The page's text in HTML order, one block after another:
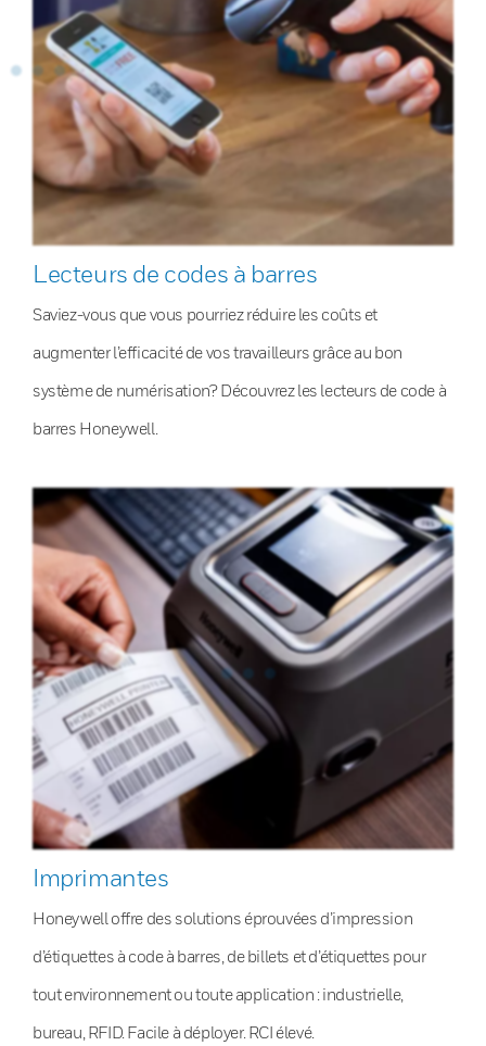
Lecteurs de codes à barres
Saviez-vous que vous pourriez réduire les coûts et
augmenter l’efficacité de vos travailleurs grâce au bon
système de numérisation? Découvrez les lecteurs de code à
barres Honeywell.
Imprimantes
Honeywell offre des solutions éprouvées d’impression
d’étiquettes à code à barres, de billets et d’étiquettes pour
tout environnement ou toute application : industrielle,
bureau, RFID. Facile à déployer. RCI élevé.